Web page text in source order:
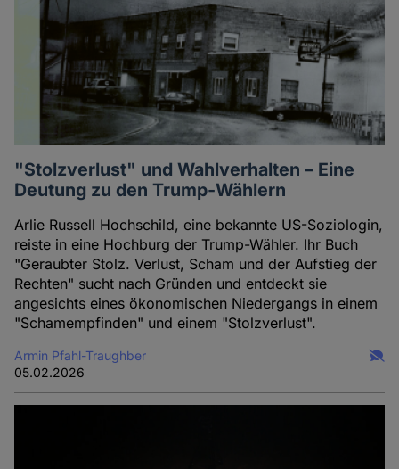
"Stolzverlust" und Wahlverhalten – Eine
Deutung zu den Trump-Wählern
Arlie Russell Hochschild, eine bekannte US-Soziologin,
reiste in eine Hochburg der Trump-Wähler. Ihr Buch
"Geraubter Stolz. Verlust, Scham und der Aufstieg der
Rechten" sucht nach Gründen und entdeckt sie
angesichts eines ökonomischen Niedergangs in einem
"Schamempfinden" und einem "Stolzverlust".
Armin Pfahl-Traughber
05.02.2026